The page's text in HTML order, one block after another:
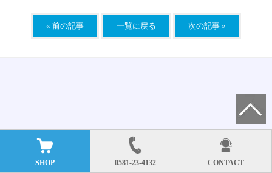
« 前の記事 一覧に戻る 次の記事 »
SHOP 0581-23-4132 CONTACT